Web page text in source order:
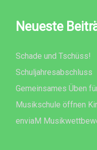
Neueste
Schade und Tschüss!
Schuljahresabschluss
Gemeinsames Üben
Musikschule öffnen
enviaM